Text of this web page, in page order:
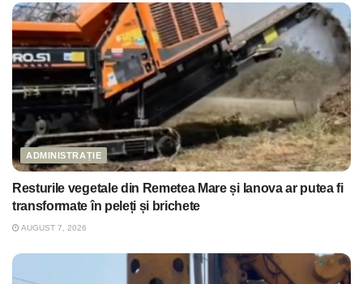
ADMINISTRAȚIE
Resturile vegetale din Remetea Mare și Ianova ar putea fi
transformate în peleți și brichete
AUGUST 7, 2026